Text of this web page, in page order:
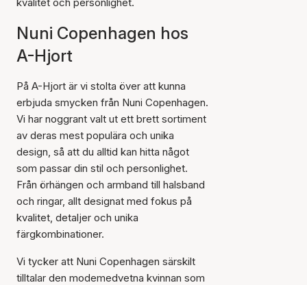
Nuni Copenhagen hos
A-Hjort
På A-Hjort är vi stolta över att kunna
erbjuda smycken från Nuni Copenhagen.
Vi har noggrant valt ut ett brett sortiment
av deras mest populära och unika
design, så att du alltid kan hitta något
som passar din stil och personlighet.
Från örhängen och armband till halsband
och ringar, allt designat med fokus på
kvalitet, detaljer och unika
färgkombinationer.
Vi tycker att Nuni Copenhagen särskilt
tilltalar den modemedvetna kvinnan som